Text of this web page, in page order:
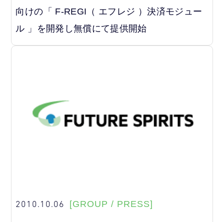
向けの「 F-REGI（ エフレジ ）決済モジュー
ル 」を開発し無償にて提供開始
2010.10.06 [GROUP / PRESS]